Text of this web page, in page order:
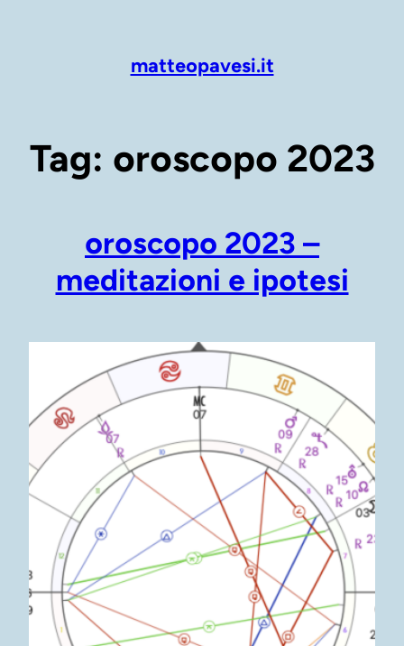
matteopavesi.it
Tag: oroscopo 2023
oroscopo 2023 –
meditazioni e ipotesi